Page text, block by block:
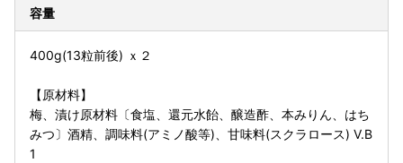
容量
400g(13粒前後) ｘ２
【原材料】
梅、漬け原材料〔食塩、還元水飴、醸造酢、本みりん、はち
みつ〕酒精、調味料(アミノ酸等)、甘味料(スクラロース) V.B
1